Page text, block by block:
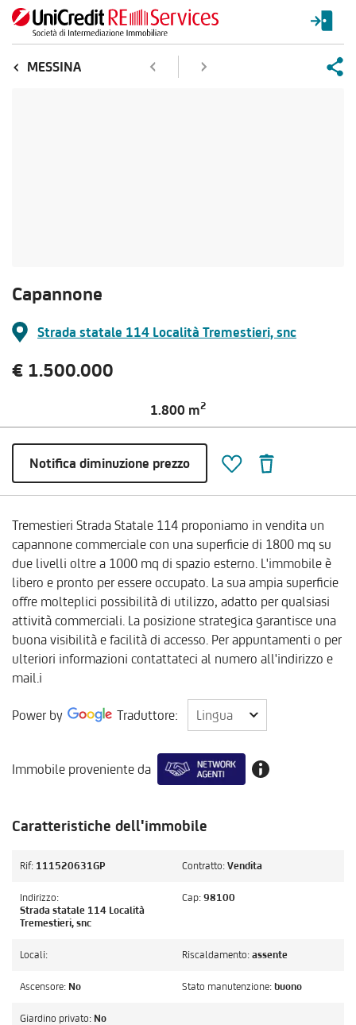
MESSINA
Capannone
Strada statale 114 Località Tremestieri, snc
€ 1.500.000
1.800 m2
Notifica diminuzione prezzo
Tremestieri Strada Statale 114 proponiamo in vendita un
capannone commerciale con una superficie di 1800 mq su
due livelli oltre a 1000 mq di spazio esterno. L'immobile è
libero e pronto per essere occupato. La sua ampia superficie
offre molteplici possibilità di utilizzo, adatto per qualsiasi
attività commerciali. La posizione strategica garantisce una
buona visibilità e facilità di accesso. Per appuntamenti o per
ulteriori informazioni contattateci al numero all'indirizzo e
mail.i
Power by Traduttore: Lingua
Lingua
Immobile proveniente da
Caratteristiche dell'immobile
Rif: 111520631GP Contratto: Vendita
Indirizzo:
Strada statale 114 Località
Tremestieri, snc
Cap: 98100
Locali: Riscaldamento: assente
Ascensore: No Stato manutenzione: buono
Giardino privato: No